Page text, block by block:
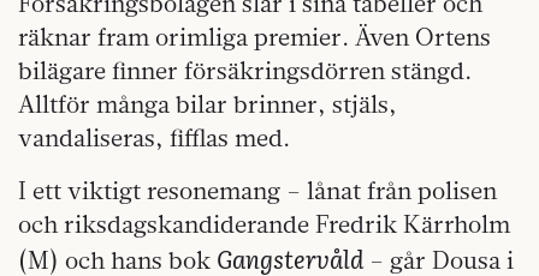
räknar fram orimliga premier. Även Ortens
bilägare finner försäkringsdörren stängd.
Alltför många bilar brinner, stjäls,
vandaliseras, fifflas med.
I ett viktigt resonemang – lånat från polisen
och riksdagskandiderande Fredrik Kärrholm
(M) och hans bok Gangstervåld– går Dousa i